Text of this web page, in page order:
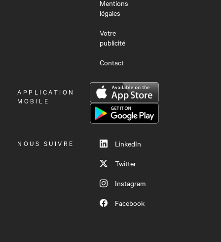
Mentions
légales
Votre
publicité
Contact
OUVRIR
LE
APPLICATION
MOBILE
NOUS SUIVRE
LinkedIn
Twitter
Instagram
Facebook